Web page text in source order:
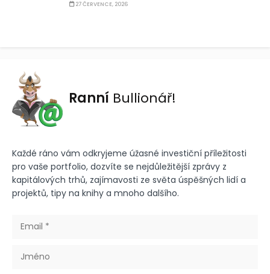
27 ČERVENCE, 2026
Ranní Bullionář!
Každé ráno vám odkryjeme úžasné investiční příležitosti
pro vaše portfolio, dozvíte se nejdůležitější zprávy z
kapitálových trhů, zajímavosti ze světa úspěšných lidí a
projektů, tipy na knihy a mnoho dalšího.